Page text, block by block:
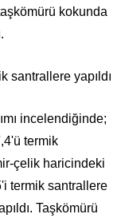
kokunda
santrallere yapıldı
incelendiğinde;
termik
çelik haricindeki
termik santrallere
Taşkömürü